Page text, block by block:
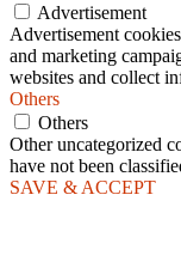
Advertisement
Advertisement
and marketing
websites and collect
Others
Others
Other uncategorized
have not been
SAVE & ACCEPT